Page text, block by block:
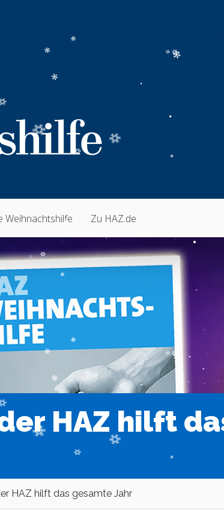
Weihnachtshilfe Zu HAZ.de
HAZ hilft
HAZ hilft das gesamte Jahr